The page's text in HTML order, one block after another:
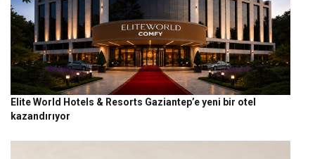
Elite World Hotels & Resorts Gaziantep’e yeni bir otel
kazandırıyor